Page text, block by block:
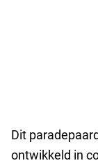
Dit
ontwikkeld in